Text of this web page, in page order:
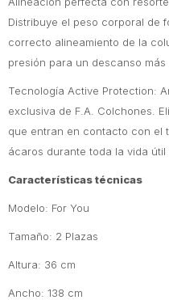
Distribuye el peso corporal de
correcto alineamiento de la
presión para un descanso más
Tecnología Active Protection:
exclusiva de F.A. Colchones.
que entran en contacto con el
ácaros durante toda la vida útil
Características técnicas
Modelo: For You
Tamaño: 2 Plazas
Altura: 36 cm
Ancho: 138 cm